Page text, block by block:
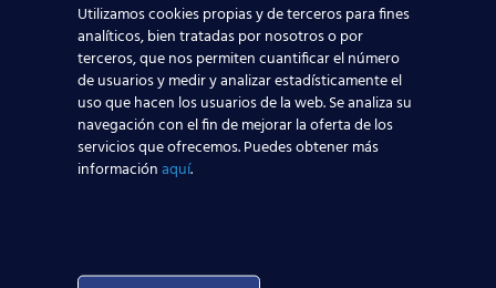
Despega con nosotros este octubre,
¡y sigue los pasos de losmás de 3800
Noticias Relacionadas
Utilizamos cookies propias y de terceros para fines
analíticos, bien tratadas por nosotros o por
terceros, que nos permiten cuantificar el número
de usuarios y medir y analizar estadísticamente el
uso que hacen los usuarios de la web. Se analiza su
navegación con el fin de mejorar la oferta de los
servicios que ofrecemos. Puedes obtener más
informaciónaquí.